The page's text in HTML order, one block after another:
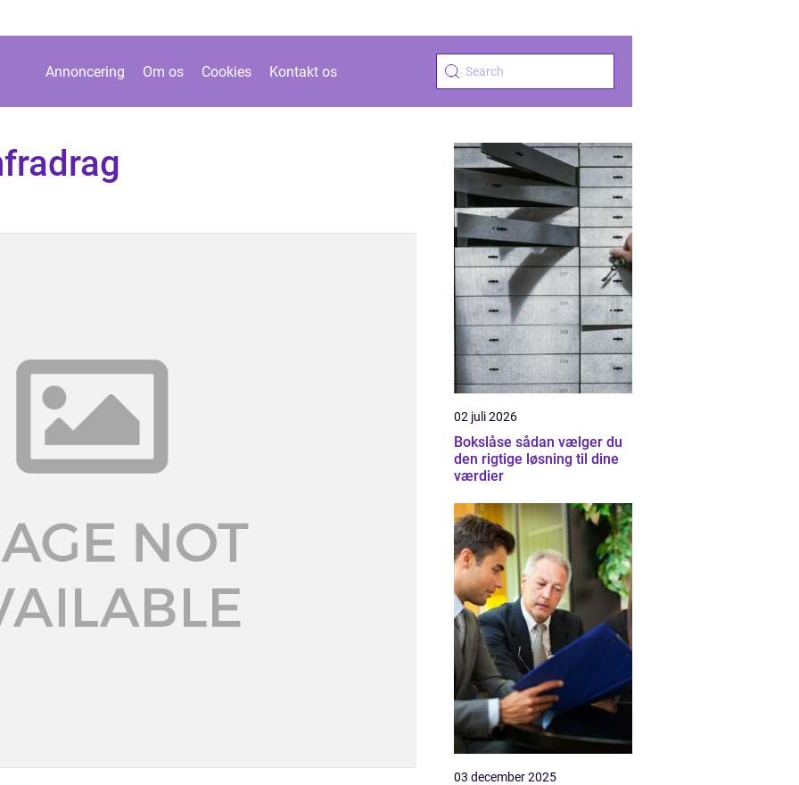
Annoncering Om os Cookies Kontakt os
02 juli 2026
Bokslåse sådan vælger du
den rigtige løsning til dine
værdier
03 december 2025